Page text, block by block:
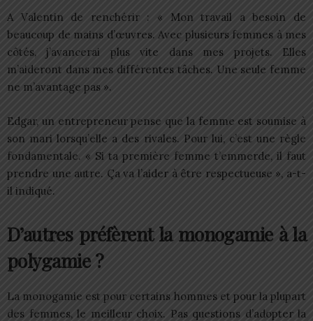
A Valentin de renchérir : « Mon travail a besoin de
beaucoup de mains d’œuvres. Avec plusieurs femmes à mes
côtés, j’avancerai plus vite dans mes projets. Elles
m’aideront dans mes différentes tâches. Une seule femme
ne m’avantage pas ».
Edgar, un entrepreneur pense que la femme est soumise à
son mari lorsqu’elle a des rivales. Pour lui, c’est une règle
fondamentale. « Si ta première femme t’emmerde, il faut
prendre une autre. Ça va l’aider à être respectueuse », a-t-
il indiqué.
D’autres préfèrent la monogamie à la
polygamie ?
La monogamie est pour certains hommes et pour la plupart
des femmes, le meilleur choix. Pas questions d’adopter la